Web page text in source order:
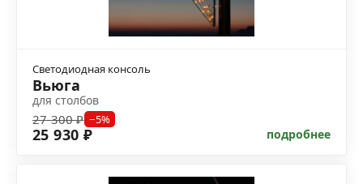
Светодиодная консоль
Вьюга
для столбов
27 300 ₽ −5%
25 930 ₽ подробнее